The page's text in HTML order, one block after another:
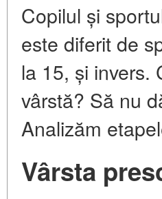
Copilul și
este diferit de
la 15, și invers.
vârstă? Să nu
Analizăm
Vârsta